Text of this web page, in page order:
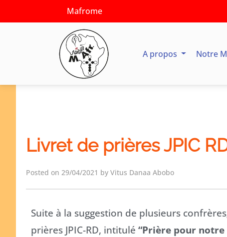
Mafrome
A propos Notre
Livret de prières JPIC
Posted on 29/04/2021 by Vitus Danaa Abobo
Suite à la suggestion de plusieurs
prières JPIC-RD, intitulé “Prière pour